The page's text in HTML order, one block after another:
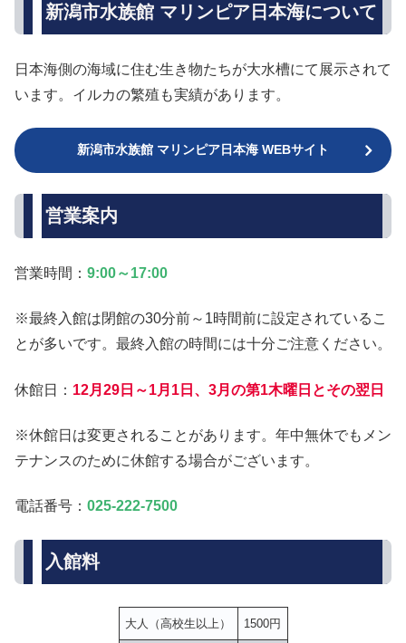
新潟市水族館 マリンピア日本海について
日本海側の海域に住む生き物たちが大水槽にて展示されて
います。イルカの繁殖も実績があります。
新潟市水族館 マリンピア日本海 WEBサイト
営業案内
営業時間： 9:00～17:00
※最終入館は閉館の30分前～1時間前に設定されているこ
とが多いです。最終入館の時間には十分ご注意ください。
休館日： 12月29日～1月1日、3月の第1木曜日とその翌日
※休館日は変更されることがあります。年中無休でもメン
テナンスのために休館する場合がございます。
電話番号： 025-222-7500
入館料
大人（高校生以上） 1500円